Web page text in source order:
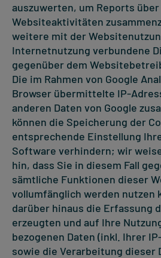
auszuwerten, um Reports
Websiteaktivitäten
weitere mit der
Internetnutzung verbundene
gegenüber dem
Die im Rahmen von Google
Browser übermittelte IP-
anderen Daten von Google
können die Speicherung der
entsprechende Einstellung
Software verhindern; wir
hin, dass Sie in diesem Fall
sämtliche Funktionen dieser
vollumfänglich werden nutzen
darüber hinaus die Erfassung
erzeugten und auf Ihre
bezogenen Daten (inkl. Ihrer
sowie die Verarbeitung dieser